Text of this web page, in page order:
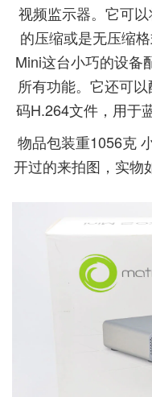
视频监示器。它可
的压缩或是无压缩
Mini这台小巧的设备
所有功能。它还可
码H.264文件，用于
物品包装重1056克
开过的来拍图，实物